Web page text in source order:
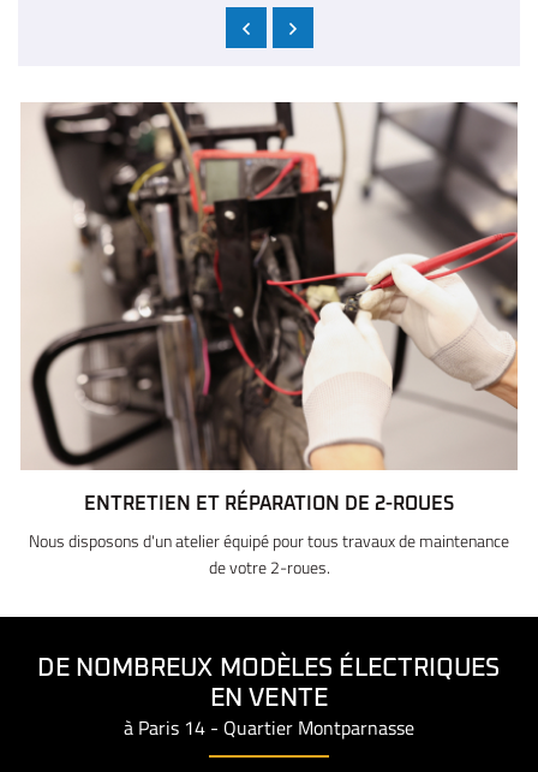
Accueil
services
– Scooters
Trottinettes
Avis
UNE
01 44 39 96
INSCRIPTION
ENTRETIEN ET RÉPARATION DE 2-ROUES
Nous disposons d'un atelier équipé pour tous travaux de maintenance
de votre 2-roues.
DE NOMBREUX MODÈLES ÉLECTRIQUES
EN VENTE
à Paris 14 - Quartier Montparnasse